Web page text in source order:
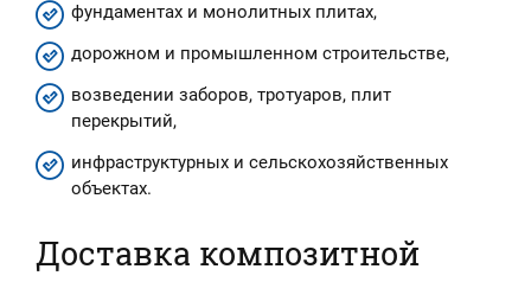
фундаментах и монолитных плитах,
дорожном и промышленном строительстве,
возведении заборов, тротуаров, плит
перекрытий,
инфраструктурных и сельскохозяйственных
объектах.
Доставка композитной